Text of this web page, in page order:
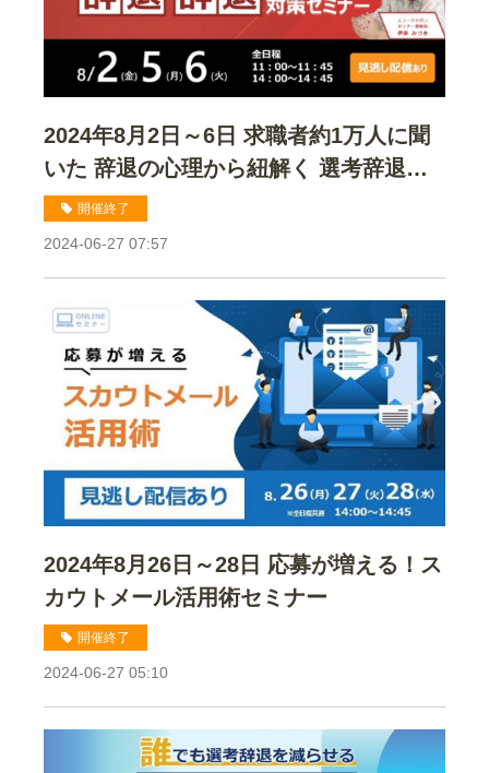
2024年8月2日～6日 求職者約1万人に聞
いた 辞退の心理から紐解く 選考辞退・
内定辞退対策セミナー
開催終了
2024-06-27 07:57
2024年8月26日～28日 応募が増える！ス
カウトメール活用術セミナー
開催終了
2024-06-27 05:10